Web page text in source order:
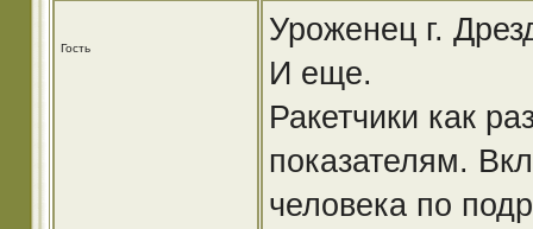
Гость
Уроженец г.
И еще.
Ракетчики как
показателям.
человека по